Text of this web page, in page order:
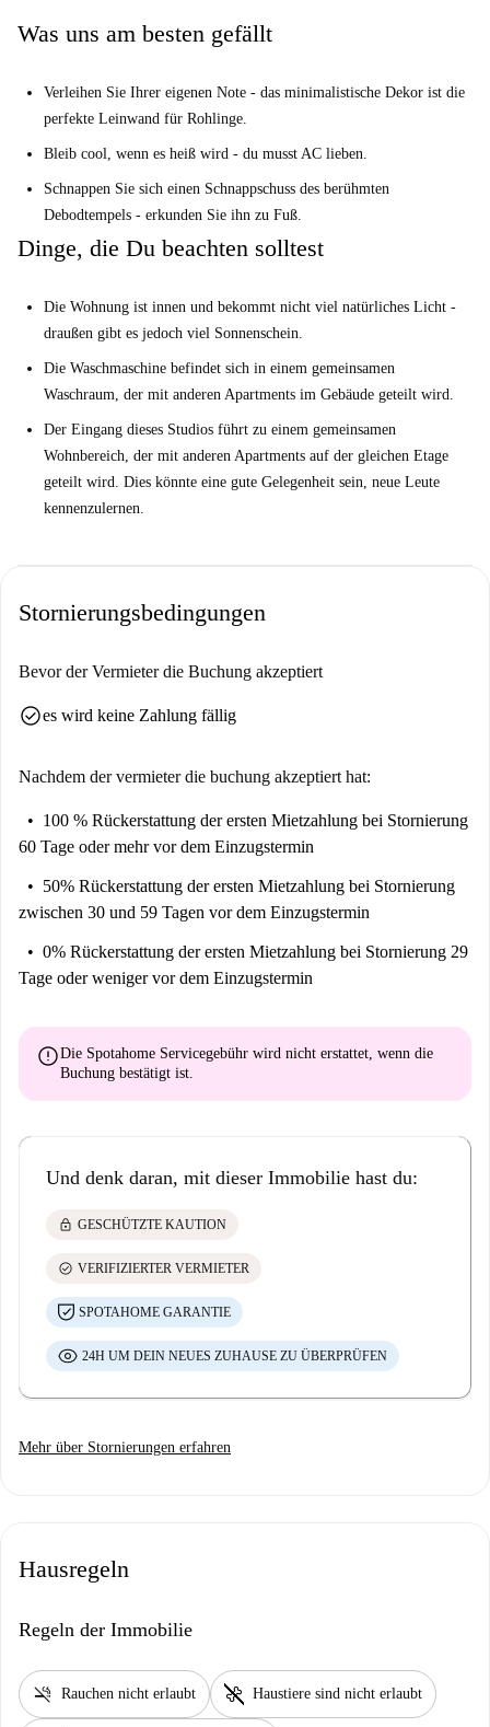
und kulturellen Highlights sind bequem zu Fuß erreichbar und bieten
Was uns am besten gefällt
Verleihen Sie Ihrer eigenen Note - das minimalistische Dekor ist die
perfekte Leinwand für Rohlinge.
Bleib cool, wenn es heiß wird - du musst AC lieben.
Schnappen Sie sich einen Schnappschuss des berühmten
Debodtempels - erkunden Sie ihn zu Fuß.
Dinge, die Du beachten solltest
Die Wohnung ist innen und bekommt nicht viel natürliches Licht -
draußen gibt es jedoch viel Sonnenschein.
Die Waschmaschine befindet sich in einem gemeinsamen
Waschraum, der mit anderen Apartments im Gebäude geteilt wird.
Der Eingang dieses Studios führt zu einem gemeinsamen
Wohnbereich, der mit anderen Apartments auf der gleichen Etage
geteilt wird. Dies könnte eine gute Gelegenheit sein, neue Leute
kennenzulernen.
Stornierungsbedingungen
Bevor der Vermieter die Buchung akzeptiert
check_circlees wird keine Zahlung fällig
Nachdem der vermieter die buchung akzeptiert hat:
100 % Rückerstattung der ersten Mietzahlung bei Stornierung
60 Tage oder mehr vor dem Einzugstermin
50% Rückerstattung der ersten Mietzahlung bei Stornierung
zwischen 30 und 59 Tagen vor dem Einzugstermin
0% Rückerstattung der ersten Mietzahlung bei Stornierung 29
Tage oder weniger vor dem Einzugstermin
errorDie Spotahome Servicegebühr wird nicht erstattet, wenn die
Buchung bestätigt ist.
Und denk daran, mit dieser Immobilie hast du:
lock GESCHÜTZTE KAUTION
check_circle VERIFIZIERTER VERMIETER
SPOTAHOME GARANTIE
24H UM DEIN NEUES ZUHAUSE ZU ÜBERPRÜFEN
Mehr über Stornierungen erfahren
Hausregeln
Regeln der Immobilie
smoke_free Rauchen nicht erlaubt pet_supplies Haustiere sind nicht erlaubt